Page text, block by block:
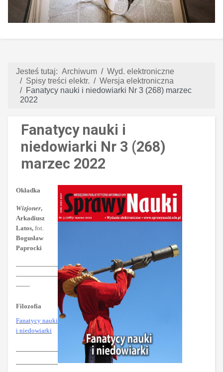
Jesteś tutaj: Archiwum
Wyd. elektroniczne
Spisy treści elektr.
Wersja elektroniczna
Fanatycy nauki i niedowiarki Nr 3 (268) marzec
2022
Fanatycy nauki i
niedowiarki Nr 3 (268)
marzec 2022
Okładka
Wizjoner,
Arkadiusz
Latos, fot.
Bogusław
Paprocki
---------------------
---------------------
-------
Filozofia
Fanatycy nauki
i niedowiarki
---------------------
---------------------